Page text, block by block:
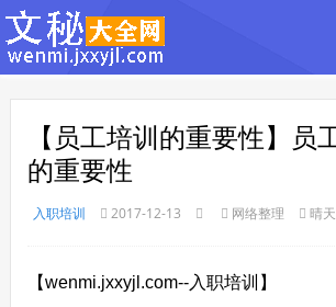
【员工培训的重要性】员
的重要性
入职培训 2017-12-13 网络整理 晴天
【wenmi.jxxyjl.com--入职培训】